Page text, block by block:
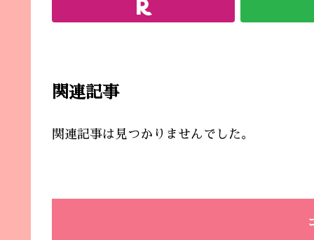
関連記事
関連記事は見つかりませんでした。